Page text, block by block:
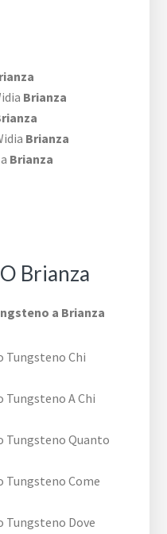
Brianza
Brianza
Brianza
Brianza
a Brianza
Tungsteno Chi
Tungsteno A Chi
Tungsteno Quanto
Tungsteno Come
Tungsteno Dove